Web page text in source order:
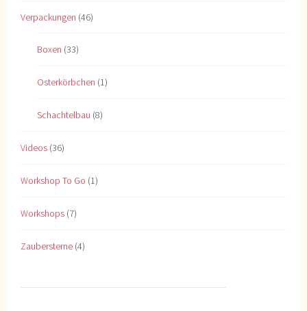
Verpackungen (46)
Boxen (33)
Osterkörbchen (1)
Schachtelbau (8)
Videos (36)
Workshop To Go (1)
Workshops (7)
Zaubersterne (4)